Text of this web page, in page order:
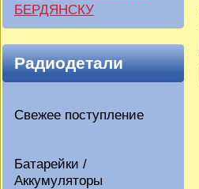
БЕРДЯНСКУ
Радиодетали
Свежее поступление
Батарейки /
Аккумуляторы